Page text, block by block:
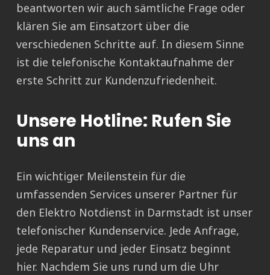
beantworten wir auch sämtliche Frage oder
klären Sie am Einsatzort über die
verschiedenen Schritte auf. In diesem Sinne
ist die telefonische Kontaktaufnahme der
erste Schritt zur Kundenzufriedenheit.
Unsere Hotline: Rufen Sie
uns an
Ein wichtiger Meilenstein für die
umfassenden Services unserer Partner für
den Elektro Notdienst in Darmstadt ist unser
telefonischer Kundenservice. Jede Anfrage,
jede Reparatur und jeder Einsatz beginnt
hier. Nachdem Sie uns rund um die Uhr